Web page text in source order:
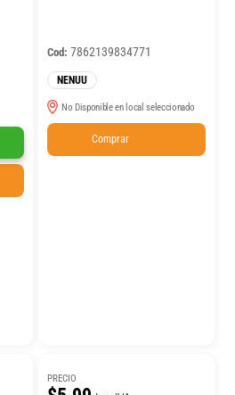
Cod: 7862139834771
NENUU
No Disponible en local seleccionado
Comprar
PRECIO